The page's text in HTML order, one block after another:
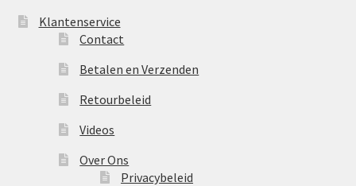
Klantenservice
Contact
Betalen en Verzenden
Retourbeleid
Videos
Over Ons
Privacybeleid